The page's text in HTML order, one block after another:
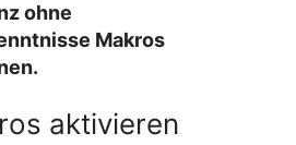
ohne
Makros
aktivieren